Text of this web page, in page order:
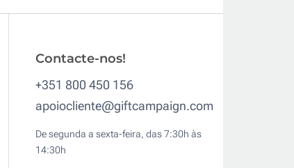
Contacte-nos!
+351 800 450 156
apoiocliente@giftcampaign.com
De segunda a sexta-feira, das 7:30h às
14:30h